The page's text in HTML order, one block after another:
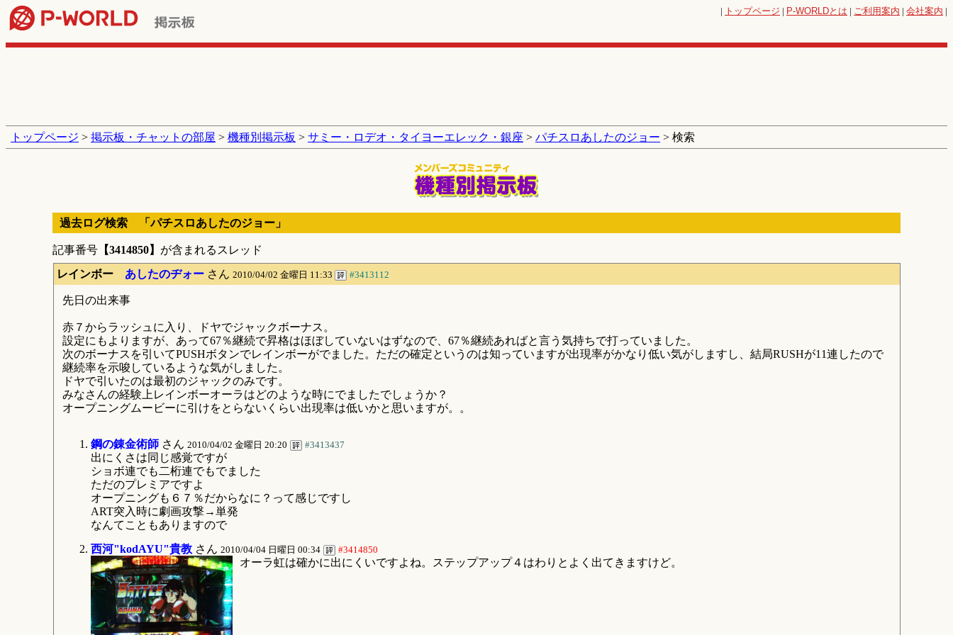
| トップページ | P-WORLDとは | ご利用案内 | 会社案内 |
トップページ > 掲示板・チャットの部屋 > 機種別掲示板 > サミー・ロデオ・タイヨーエレック・銀座 > パチスロあしたのジョー > 検索
過去ログ検索 「パチスロあしたのジョー」
記事番号 【3414850】 が含まれるスレッド
レインボー あしたのヂォーさん 2010/04/02 金曜日 11:33 #3413112
先日の出来事
赤７からラッシュに入り、ドヤでジャックボーナス。
設定にもよりますが、あって67％継続で昇格はほぼしていないはずなので、67％継続あればと言う気持ちで打っていました。
次のボーナスを引いてPUSHボタンでレインボーがでました。ただの確定というのは知っていますが出現率がかなり低い気がしますし、結局RUSHが11連したので
継続率を示唆しているような気がしました。
ドヤで引いたのは最初のジャックのみです。
みなさんの経験上レインボーオーラはどのような時にでましたでしょうか？
オープニングムービーに引けをとらないくらい出現率は低いかと思いますが。。
鋼の錬金術師さん 2010/04/02 金曜日 20:20 #3413437
出にくさは同じ感覚ですが
ショボ連でも二桁連でもでました
ただのプレミアですよ
オープニングも６７％だからなに？って感じですし
ART突入時に劇画攻撃→単発
なんてこともありますので
西河"kodAYU"貴教さん 2010/04/04 日曜日 00:34 #3414850
オーラ虹は確かに出にくいですよね。ステップアップ４はわりとよく出てきますけど。